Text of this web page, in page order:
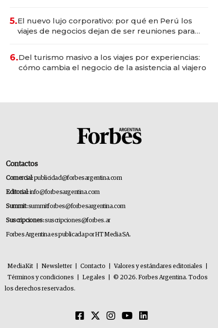
5.El nuevo lujo corporativo: por qué en Perú los
viajes de negocios dejan de ser reuniones para
6.Del turismo masivo a los viajes por experiencias:
cómo cambia el negocio de la asistencia al viajero
Contactos
Comercial:publicidad@forbesargentina.com
Editorial:info@forbesargentina.com
Summit:summitforbes@forbesargentina.com
Suscripciones:suscripciones@forbes.ar
Forbes Argentina es publicada por HT Media SA.
MediaKit Newsletter Contacto Valores y estándares editoriales
Términos y condiciones
Legales
© 2026. Forbes Argentina. Todos
los derechos reservados.